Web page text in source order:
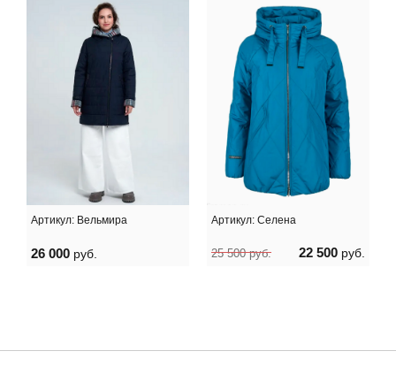
Артикул: Вельмира
26 000 руб.
Артикул: Селена
25 500руб. 22 500 руб.